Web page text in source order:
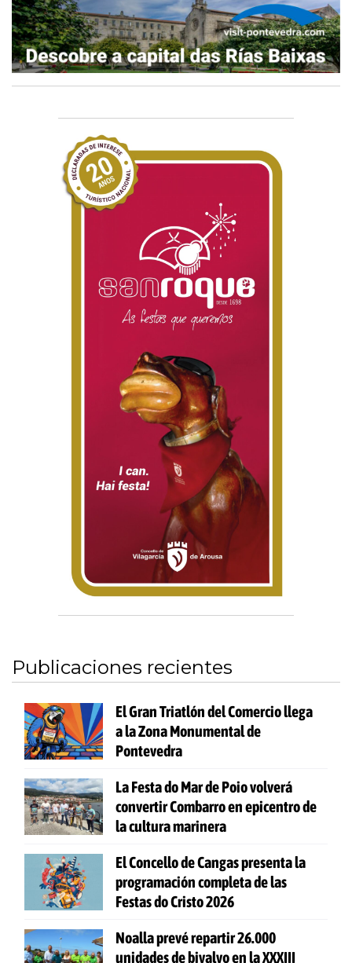
Publicaciones recientes
El Gran Triatlón del Comercio llega
a la Zona Monumental de
Pontevedra
La Festa do Mar de Poio volverá
convertir Combarro en epicentro de
la cultura marinera
El Concello de Cangas presenta la
programación completa de las
Festas do Cristo 2026
Noalla prevé repartir 26.000
unidades de bivalvo en la XXXIII